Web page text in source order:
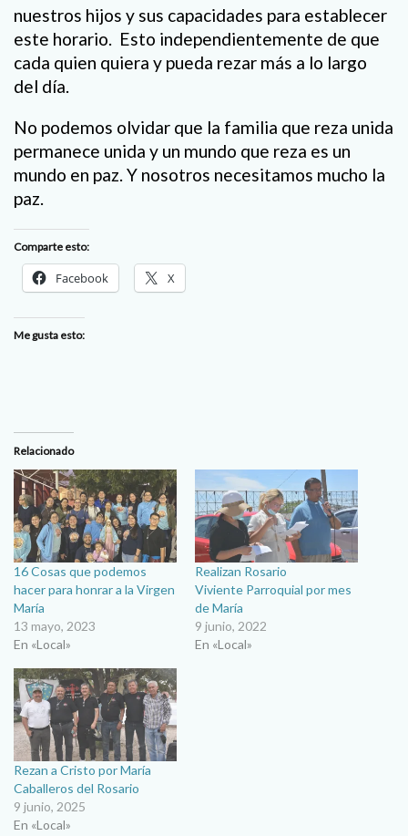
nuestros hijos y sus capacidades para establecer
este horario. Esto independientemente de que
cada quien quiera y pueda rezar más a lo largo
del día.
No podemos olvidar que la familia que reza unida
permanece unida y un mundo que reza es un
mundo en paz. Y nosotros necesitamos mucho la
paz.
Comparte esto:
Facebook X
Me gusta esto:
Relacionado
16 Cosas que podemos
hacer para honrar a la Virgen
María
13 mayo, 2023
En «Local»
Realizan Rosario
Viviente Parroquial por mes
de María
9 junio, 2022
En «Local»
Rezan a Cristo por María
Caballeros del Rosario
9 junio, 2025
En «Local»